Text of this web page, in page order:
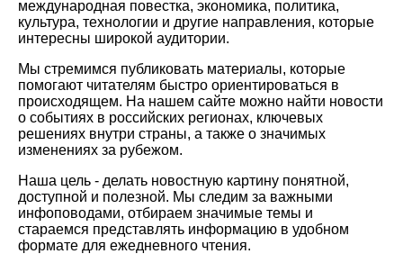
международная повестка, экономика, политика,
культура, технологии и другие направления, которые
интересны широкой аудитории.
Мы стремимся публиковать материалы, которые
помогают читателям быстро ориентироваться в
происходящем. На нашем сайте можно найти новости
о событиях в российских регионах, ключевых
решениях внутри страны, а также о значимых
изменениях за рубежом.
Наша цель - делать новостную картину понятной,
доступной и полезной. Мы следим за важными
инфоповодами, отбираем значимые темы и
стараемся представлять информацию в удобном
формате для ежедневного чтения.